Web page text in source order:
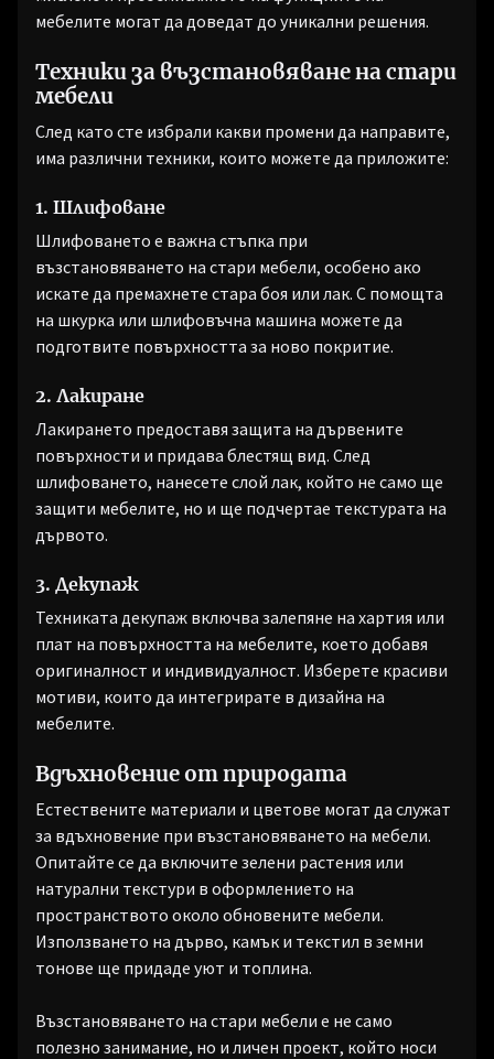
мебелите могат да доведат до уникални решения.
Техники за възстановяване на стари
мебели
След като сте избрали какви промени да направите,
има различни техники, които можете да приложите:
1. Шлифоване
Шлифоването е важна стъпка при
възстановяването на стари мебели, особено ако
искате да премахнете стара боя или лак. С помощта
на шкурка или шлифовъчна машина можете да
подготвите повърхността за ново покритие.
2. Лакиране
Лакирането предоставя защита на дървените
повърхности и придава блестящ вид. След
шлифоването, нанесете слой лак, който не само ще
защити мебелите, но и ще подчертае текстурата на
дървото.
3. Декупаж
Техниката декупаж включва залепяне на хартия или
плат на повърхността на мебелите, което добавя
оригиналност и индивидуалност. Изберете красиви
мотиви, които да интегрирате в дизайна на
мебелите.
Вдъхновение от природата
Естествените материали и цветове могат да служат
за вдъхновение при възстановяването на мебели.
Опитайте се да включите зелени растения или
натурални текстури в оформлението на
пространството около обновените мебели.
Използването на дърво, камък и текстил в земни
тонове ще придаде уют и топлина.
Възстановяването на стари мебели е не само
полезно занимание, но и личен проект, който носи